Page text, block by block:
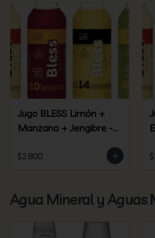
Jugo BLESS Limón +
Manzana + Jengibre -
$2.800
Agua Mineral y Aguas